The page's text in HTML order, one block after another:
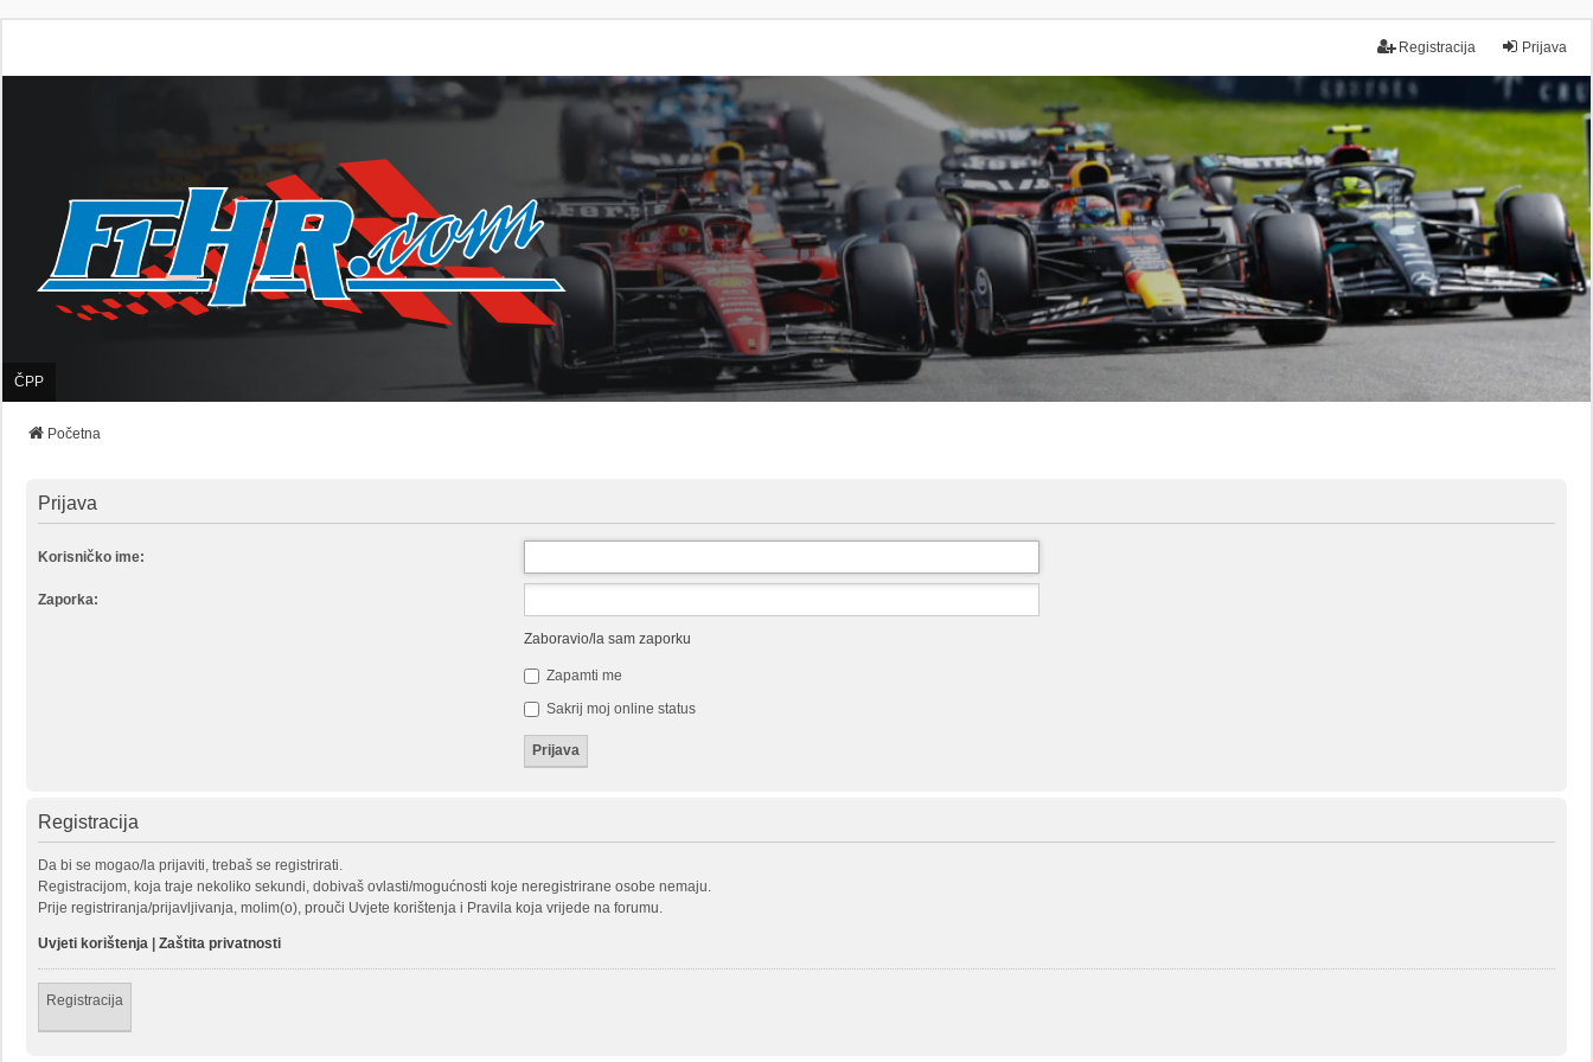
Prijava
Registracija
ČPP
Početna
Prijava
Korisničko ime:
Zaporka:
Zaboravio/la sam zaporku
Zapamti me
Sakrij moj online status
Registracija
Da bi se mogao/la prijaviti, trebaš se registrirati.
Registracijom, koja traje nekoliko sekundi, dobivaš ovlasti/mogućnosti koje neregistrirane osobe nemaju.
Prije registriranja/prijavljivanja, molim(o), prouči Uvjete korištenja i Pravila koja vrijede na forumu.
Uvjeti korištenja | Zaštita privatnosti
Registracija